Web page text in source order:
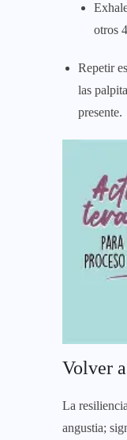
otros
Repetir
las
presente.
Volver
La
angustia;